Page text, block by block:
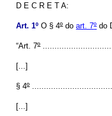
D E C R E T A:
Art. 1º O § 4ºdoart. 7ºdo
“Art. 7º
[...]
§ 4º
[...]